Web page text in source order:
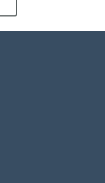
de mudanzas son
Los procedimientos